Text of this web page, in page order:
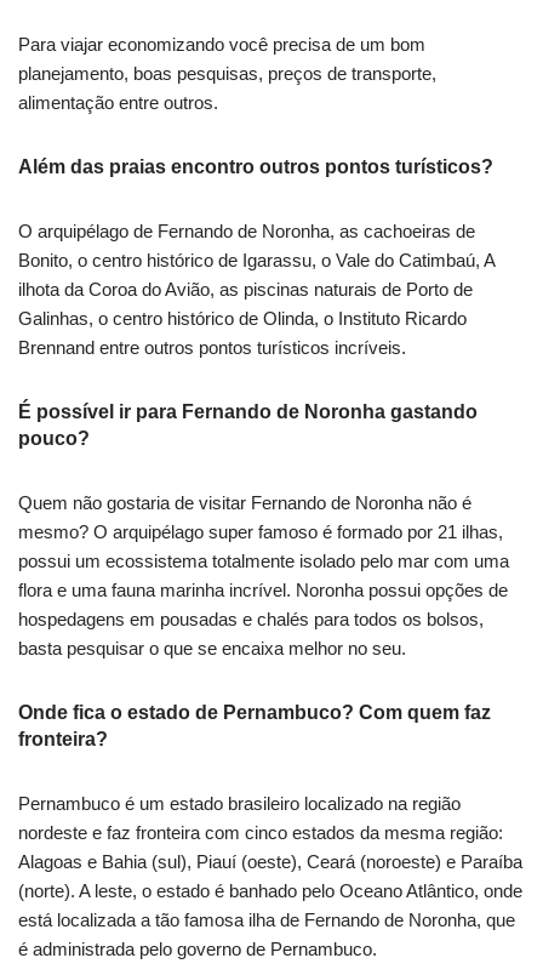
Para viajar economizando você precisa de um bom
planejamento, boas pesquisas, preços de transporte,
alimentação entre outros.
Além das praias encontro outros pontos turísticos?
O arquipélago de Fernando de Noronha, as cachoeiras de
Bonito, o centro histórico de Igarassu, o Vale do Catimbaú, A
ilhota da Coroa do Avião, as piscinas naturais de Porto de
Galinhas, o centro histórico de Olinda, o Instituto Ricardo
Brennand entre outros pontos turísticos incríveis.
É possível ir para Fernando de Noronha gastando
pouco?
Quem não gostaria de visitar Fernando de Noronha não é
mesmo? O arquipélago super famoso é formado por 21 ilhas,
possui um ecossistema totalmente isolado pelo mar com uma
flora e uma fauna marinha incrível. Noronha possui opções de
hospedagens em pousadas e chalés para todos os bolsos,
basta pesquisar o que se encaixa melhor no seu.
Onde fica o estado de Pernambuco? Com quem faz
fronteira?
Pernambuco é um estado brasileiro localizado na região
nordeste e faz fronteira com cinco estados da mesma região:
Alagoas e Bahia (sul), Piauí (oeste), Ceará (noroeste) e Paraíba
(norte). A leste, o estado é banhado pelo Oceano Atlântico, onde
está localizada a tão famosa ilha de Fernando de Noronha, que
é administrada pelo governo de Pernambuco.